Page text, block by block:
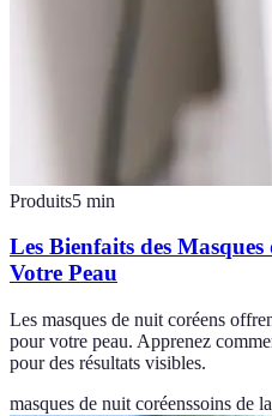
Produits5 min
Les Bienfaits des
Votre Peau
Les masques de nuit coréens
pour votre peau. Apprenez
pour des résultats visibles.
masques de nuit coréenssoins de